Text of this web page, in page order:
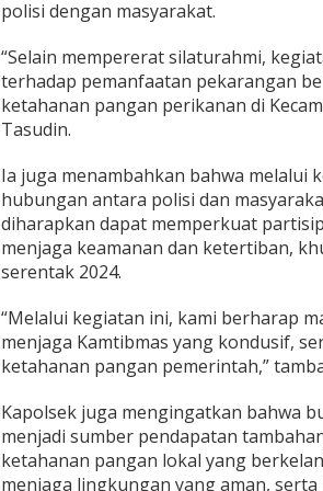
P
t
e
r
a
I
k
a
n
polisi dengan masyarakat.
“Selain mempererat silaturahmi,
terhadap pemanfaatan pekarangan
ketahanan pangan perikanan di
Tasudin.
Ia juga menambahkan bahwa melalui
hubungan antara polisi dan
diharapkan dapat memperkuat
menjaga keamanan dan ketertiban,
serentak 2024.
“Melalui kegiatan ini, kami berharap
menjaga Kamtibmas yang kondusif,
ketahanan pangan pemerintah,”
Kapolsek juga mengingatkan bahwa
menjadi sumber pendapatan
ketahanan pangan lokal yang
menjaga lingkungan yang aman,
Jalan Bergelombang
Lampu di Ruas Bumiayu–
Bantarkawung Telan
Innova Hantam Pohon di
Bantarkawung
In Berita, Daerah, Ekonomi, Hukum
Desa, Nasional, Otomatif, Politik,